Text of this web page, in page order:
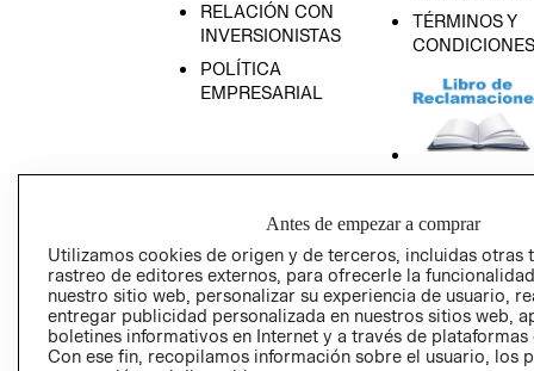
RELACIÓN CON
INVERSIONISTAS
POLÍTICA
EMPRESARIAL
TÉRMINOS Y
CONDICIONES
PRIVACIDAD
GIFT CARD
AVISO DE
Antes de empezar a comprar
Utilizamos cookies de origen y de terceros, incluidas otras
rastreo de editores externos, para ofrecerle la
nuestro sitio web, personalizar su experiencia de usuario,
entregar publicidad personalizada en nuestros sitios web,
boletines informativos en Internet y a través de plataformas
Con ese fin, recopilamos información sobre el usuario, los